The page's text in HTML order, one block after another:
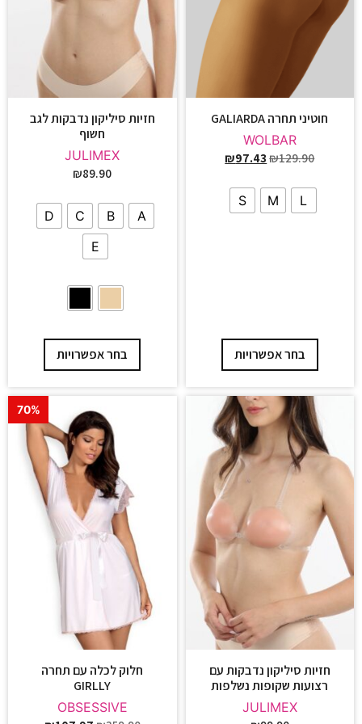
חוטיני תחרה GALIARDA
WOLBAR
₪129.90
₪97.43
L
M
S
בחר אפשרויות
חזיות סיליקון נדבקות לגב
חשוף
JULIMEX
₪89.90
A
B
C
D
E
בחר אפשרויות
חזיות סיליקון נדבקות עם
רצועות שקופות נשלפות
JULIMEX
70%
חלוק לכלה עם תחרה
GIRLLY
OBSESSIVE